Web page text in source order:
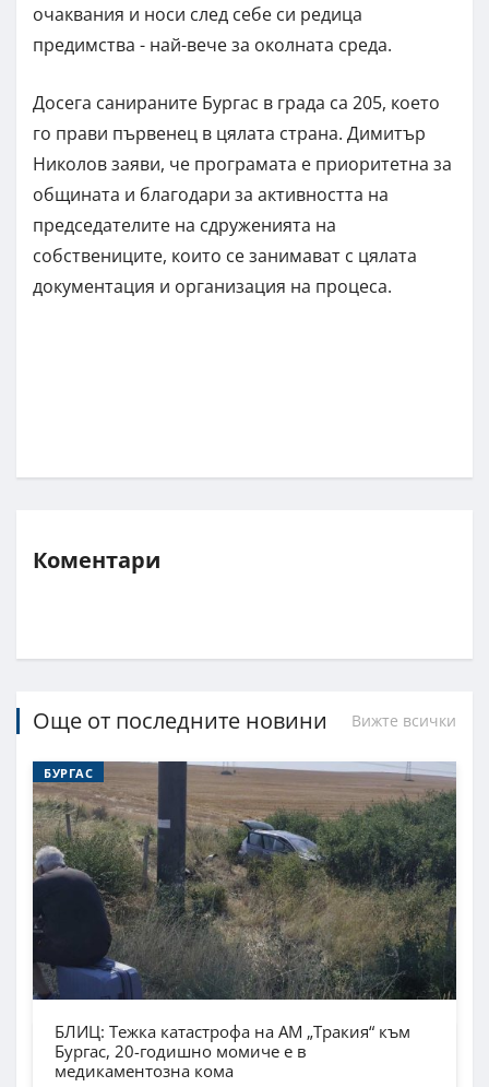
очаквания и носи след себе си редица
предимства - най-вече за околната среда.
Досега санираните Бургас в града са 205, което
го прави първенец в цялата страна. Димитър
Николов заяви, че програмата е приоритетна за
общината и благодари за активността на
председателите на сдруженията на
собствениците, които се занимават с цялата
документация и организация на процеса.
Коментари
Още от последните новини Вижте всички
БУРГАС
БЛИЦ: Тежка катастрофа на АМ „Тракия“ към
Бургас, 20-годишно момиче е в
медикаментозна кома